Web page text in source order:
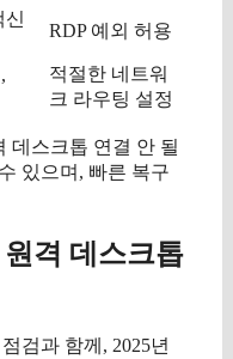
신
RDP 예외 허용
적절한 네트워
크 라우팅 설정
데스크톱 연결 안 될
있으며, 빠른 복구
격 데스크톱
검과 함께, 2025년